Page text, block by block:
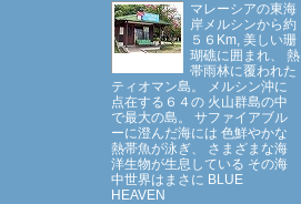
マレーシアの東海
岸メルシンから約
５６Km, 美しい珊
瑚礁に囲まれ、 熱
帯雨林に覆われた
ティオマン島。 メルシン沖に
点在する６４の 火山群島の中
で最大の島。 サファイアブル
ーに澄んだ海には 色鮮やかな
熱帯魚が泳ぎ、 さまざまな海
洋生物が生息している その海
中世界はまさに BLUE
HEAVEN